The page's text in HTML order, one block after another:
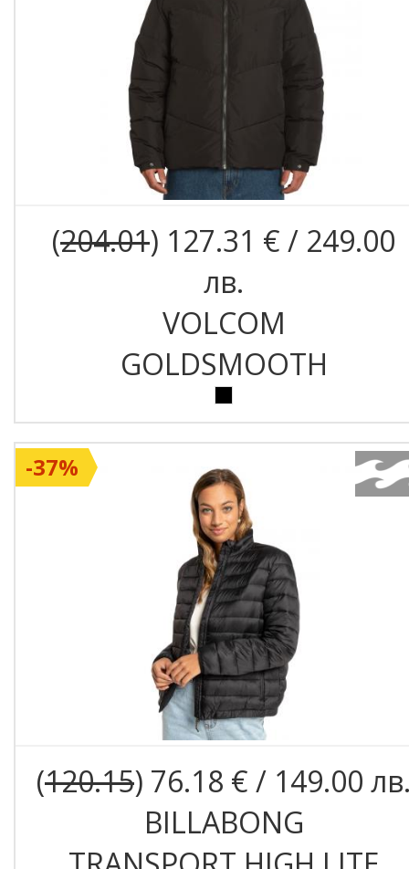
(204.01) 127.31 € / 249.00
лв.
VOLCOM
GOLDSMOOTH
(120.15) 76.18 € / 149.00
BILLABONG
-37%